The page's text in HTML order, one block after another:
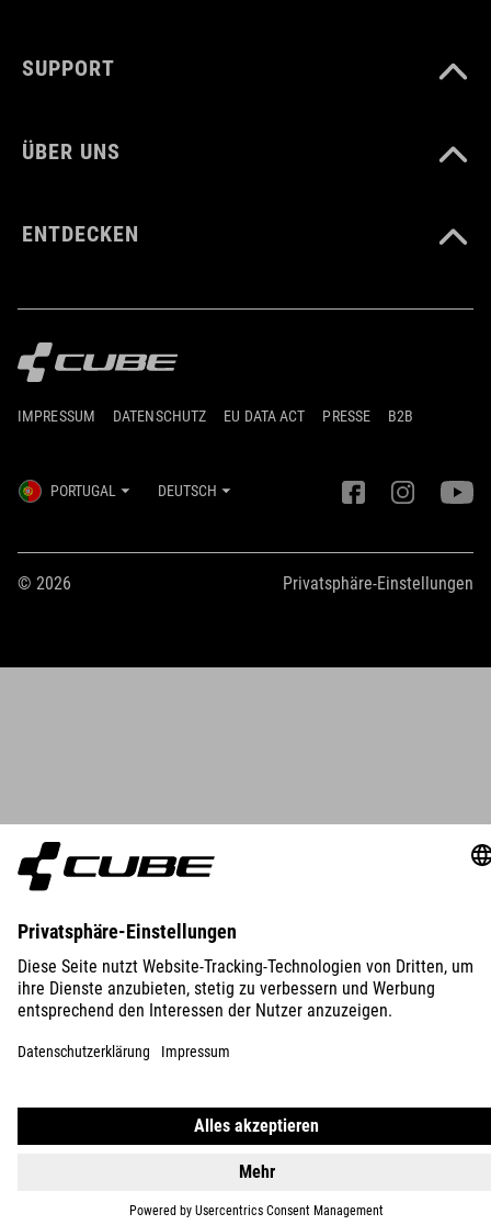
SUPPORT
ÜBER UNS
ENTDECKEN
IMPRESSUM DATENSCHUTZ EU DATA ACT PRESSE B2B
PORTUGAL DEUTSCH
© 2026 Privatsphäre-Einstellungen